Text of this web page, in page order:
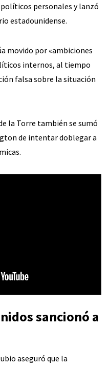
personales y lanzó
estadounidense.
movido por «ambiciones
internos, al tiempo
falsa sobre la situación
la Torre también se sumó
de intentar doblegar a
sancionó a
aseguró que la